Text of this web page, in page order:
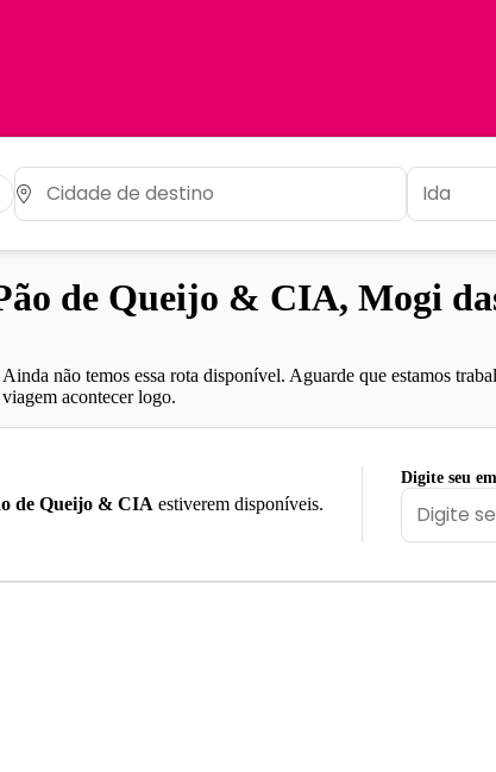
de Queijo & CIA, Mogi
Ainda não temos essa rota disponível. Aguarde que estamos
viagem acontecer logo.
de Queijo & CIA estiverem disponíveis.
Digite seu